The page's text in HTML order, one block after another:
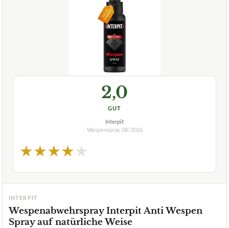
2,0
GUT
Interpit
Wespenspray 08/2026
★★★★★
INTERPIT
Wespenabwehrspray Interpit Anti Wespen
Spray auf natürliche Weise